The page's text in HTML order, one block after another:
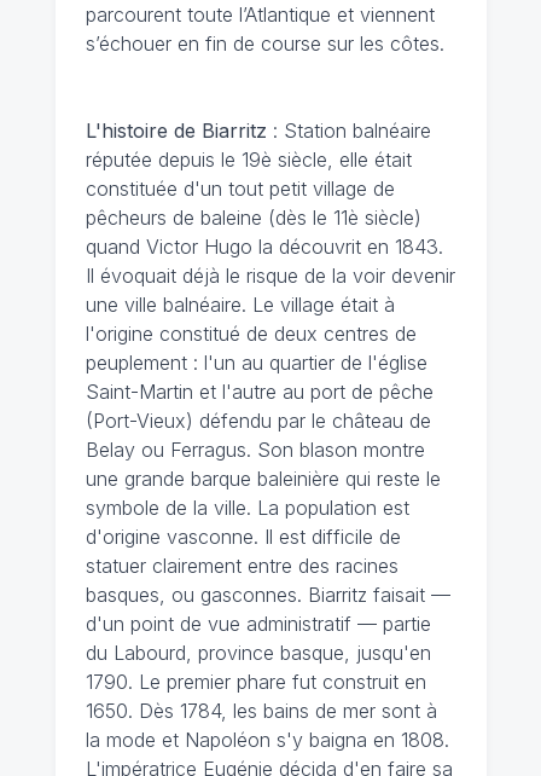
parcourent toute l’Atlantique et viennent
s’échouer en fin de course sur les côtes.
L'histoire de Biarritz : Station balnéaire
réputée depuis le 19è siècle, elle était
constituée d'un tout petit village de
pêcheurs de baleine (dès le 11è siècle)
quand Victor Hugo la découvrit en 1843.
Il évoquait déjà le risque de la voir devenir
une ville balnéaire. Le village était à
l'origine constitué de deux centres de
peuplement : l'un au quartier de l'église
Saint-Martin et l'autre au port de pêche
(Port-Vieux) défendu par le château de
Belay ou Ferragus. Son blason montre
une grande barque baleinière qui reste le
symbole de la ville. La population est
d'origine vasconne. Il est difficile de
statuer clairement entre des racines
basques, ou gasconnes. Biarritz faisait —
d'un point de vue administratif — partie
du Labourd, province basque, jusqu'en
1790. Le premier phare fut construit en
1650. Dès 1784, les bains de mer sont à
la mode et Napoléon s'y baigna en 1808.
L'impératrice Eugénie décida d'en faire sa